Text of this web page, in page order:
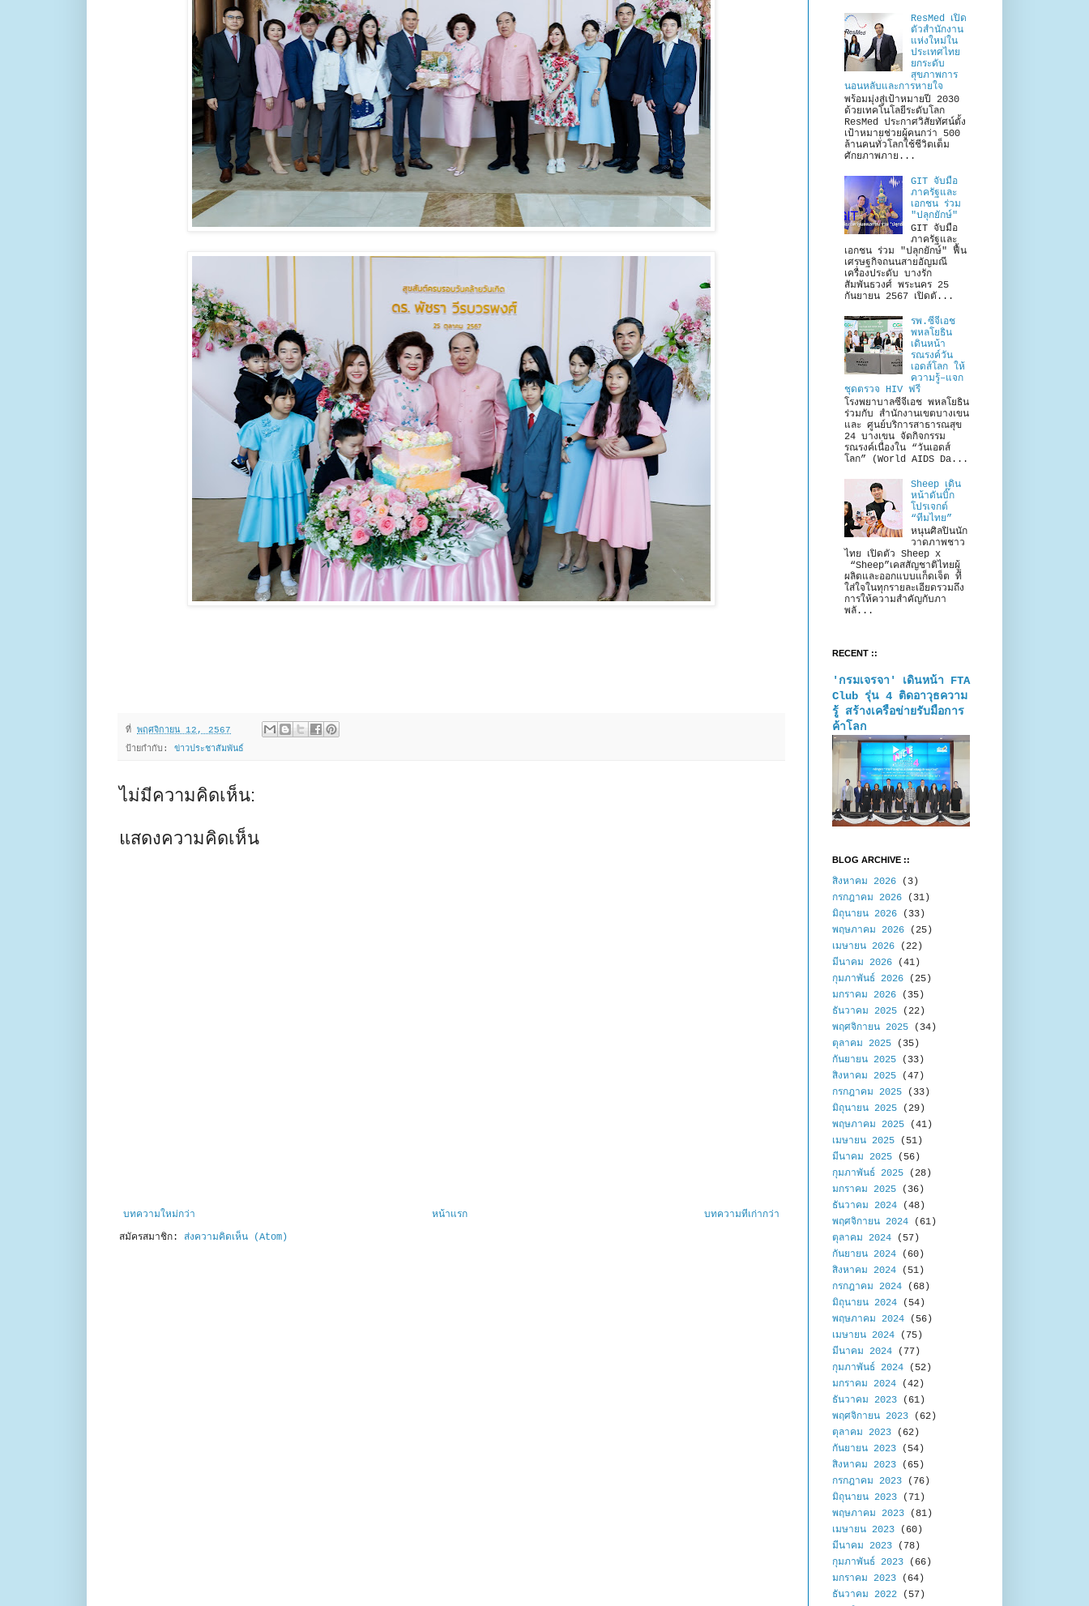
ที่ พฤศจิกายน 12, 2567
ป้ายกำกับ: ข่าวประชาสัมพันธ์
ไม่มีความคิดเห็น:
แสดงความคิดเห็น
บทความใหม่กว่า บทความที่เก่ากว่า
หน้าแรก
สมัครสมาชิก: ส่งความคิดเห็น (Atom)
ResMed เปิด
ตัวสำนักงาน
แห่งใหม่ใน
ประเทศไทย
ยกระดับ
สุขภาพการ
นอนหลับและการหายใจ
พร้อมมุ่งสู่เป้าหมายปี 2030
ด้วยเทคโนโลยีระดับโลก
ResMed ประกาศวิสัยทัศน์ตั้ง
เป้าหมายช่วยผู้คนกว่า 500
ล้านคนทั่วโลกใช้ชีวิตเต็ม
ศักยภาพภาย...
GIT จับมือ
ภาครัฐและ
เอกชน ร่วม
"ปลุกยักษ์"
GIT จับมือ
ภาครัฐและ
เอกชน ร่วม "ปลุกยักษ์" ฟื้น
เศรษฐกิจถนนสายอัญมณี
เครื่องประดับ บางรัก
สัมพันธวงศ์ พระนคร 25
กันยายน 2567 เปิดตั...
รพ.ซีจีเอช
พหลโยธิน
เดินหน้า
รณรงค์วัน
เอดส์โลก ให้
ความรู้–แจก
ชุดตรวจ HIV ฟรี
โรงพยาบาลซีจีเอช พหลโยธิน
ร่วมกับ สำนักงานเขตบางเขน
และ ศูนย์บริการสาธารณสุข
24 บางเขน จัดกิจกรรม
รณรงค์เนื่องใน “วันเอดส์
โลก” (World AIDS Da...
Sheep เดิน
หน้าดันบิ๊ก
โปรเจกต์
“ทีมไทย”
หนุนศิลปินนัก
วาดภาพชาว
ไทย เปิดตัว Sheep x
“Sheep”เคสสัญชาติไทยผู้
ผลิตและออกแบบแก็ดเจ็ต ที่
ใส่ใจในทุกรายละเอียดรวมถึง
การให้ความสำคัญกับภา
พลั...
RECENT ::
'กรมเจรจา' เดินหน้า FTA
Club รุ่น 4 ติดอาวุธความ
รู้ สร้างเครือข่ายรับมือการ
ค้าโลก
BLOG ARCHIVE ::
สิงหาคม 2026 (3)
กรกฎาคม 2026 (31)
มิถุนายน 2026 (33)
พฤษภาคม 2026 (25)
เมษายน 2026 (22)
มีนาคม 2026 (41)
กุมภาพันธ์ 2026 (25)
มกราคม 2026 (35)
ธันวาคม 2025 (22)
พฤศจิกายน 2025 (34)
ตุลาคม 2025 (35)
กันยายน 2025 (33)
สิงหาคม 2025 (47)
กรกฎาคม 2025 (33)
มิถุนายน 2025 (29)
พฤษภาคม 2025 (41)
เมษายน 2025 (51)
มีนาคม 2025 (56)
กุมภาพันธ์ 2025 (28)
มกราคม 2025 (36)
ธันวาคม 2024 (48)
พฤศจิกายน 2024 (61)
ตุลาคม 2024 (57)
กันยายน 2024 (60)
สิงหาคม 2024 (51)
กรกฎาคม 2024 (68)
มิถุนายน 2024 (54)
พฤษภาคม 2024 (56)
เมษายน 2024 (75)
มีนาคม 2024 (77)
กุมภาพันธ์ 2024 (52)
มกราคม 2024 (42)
ธันวาคม 2023 (61)
พฤศจิกายน 2023 (62)
ตุลาคม 2023 (62)
กันยายน 2023 (54)
สิงหาคม 2023 (65)
กรกฎาคม 2023 (76)
มิถุนายน 2023 (71)
พฤษภาคม 2023 (81)
เมษายน 2023 (60)
มีนาคม 2023 (78)
กุมภาพันธ์ 2023 (66)
มกราคม 2023 (64)
ธันวาคม 2022 (57)